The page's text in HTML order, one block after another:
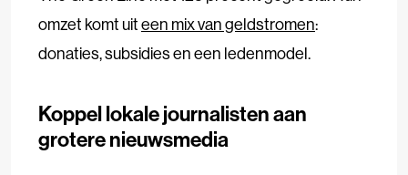
omzet komt uiteen mix van geldstromen:
donaties, subsidies en een ledenmodel.
Koppel lokale journalisten aan
grotere nieuwsmedia